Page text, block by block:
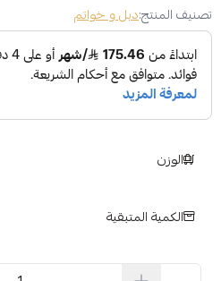
تصنيف المنتج:دبل و خواتم
الوزن
الكمية المتبقية